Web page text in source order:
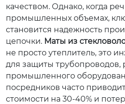
качеством. Однако, когда
промышленных объемах,
становится надежность
цепочки. Маты из
не просто утеплитель, это
для защиты трубопроводов,
промышленного
посредников часто
стоимости на 30-40% и